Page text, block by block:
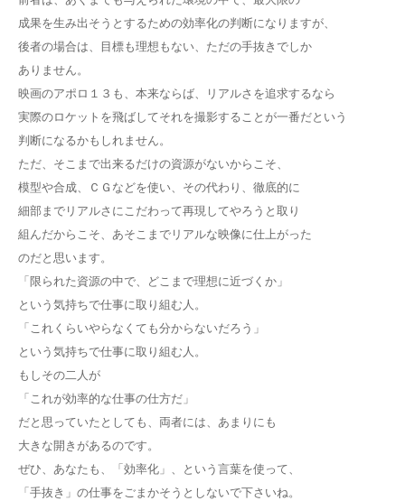
成果を生み出そうとするための効率化の判断になりますが、
後者の場合は、目標も理想もない、ただの手抜きでしか
ありません。
映画のアポロ１３も、本来ならば、リアルさを追求するなら
実際のロケットを飛ばしてそれを撮影することが一番だという
判断になるかもしれません。
ただ、そこまで出来るだけの資源がないからこそ、
模型や合成、ＣＧなどを使い、その代わり、徹底的に
細部までリアルさにこだわって再現してやろうと取り
組んだからこそ、あそこまでリアルな映像に仕上がった
のだと思います。
「限られた資源の中で、どこまで理想に近づくか」
という気持ちで仕事に取り組む人。
「これくらいやらなくても分からないだろう」
という気持ちで仕事に取り組む人。
もしその二人が
「これが効率的な仕事の仕方だ」
だと思っていたとしても、両者には、あまりにも
大きな開きがあるのです。
ぜひ、あなたも、「効率化」、という言葉を使って、
「手抜き」の仕事をごまかそうとしないで下さいね。